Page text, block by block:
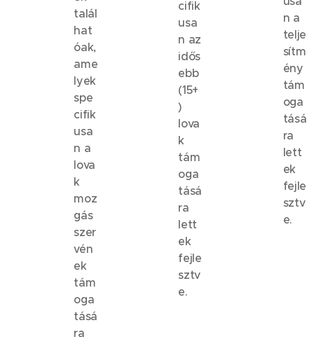
talál
hat
óak,
ame
lyek
spe
cifik
usa
n a
lova
k
moz
gás
szer
vén
ek
tám
oga
tásá
ra
cifik
usa
n az
idős
ebb
(15+
)
lova
k
tám
oga
tásá
ra
lett
ek
fejle
sztv
e.
n a
telje
sítm
ény
tám
oga
tásá
ra
lett
ek
fejle
sztv
e.